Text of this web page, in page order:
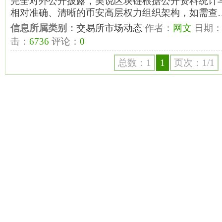
相对准确、清晰的币安高层权力组织架构，如需
信息所属类别： 交易所市场动态 作者： 网文 日期：
击： 6736 评论： 0
总数：1 1 页次：1/1